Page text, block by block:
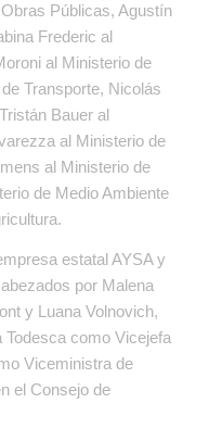
Públicas, Agustín
Frederic al
al Ministerio de
Transporte, Nicolás
Bauer al
al Ministerio de
al Ministerio de
de Medio Ambiente
estatal AYSA y
por Malena
y Luana Volnovich,
como Vicejefa
Viceministra de
el Consejo de